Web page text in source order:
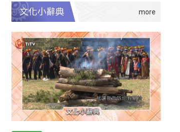
文化小辭典